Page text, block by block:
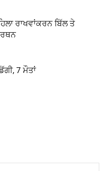
ਰਾਖਵਾਂਕਰਨ ਬਿੱਲ ਤੇ
7 ਮੌਤਾਂ